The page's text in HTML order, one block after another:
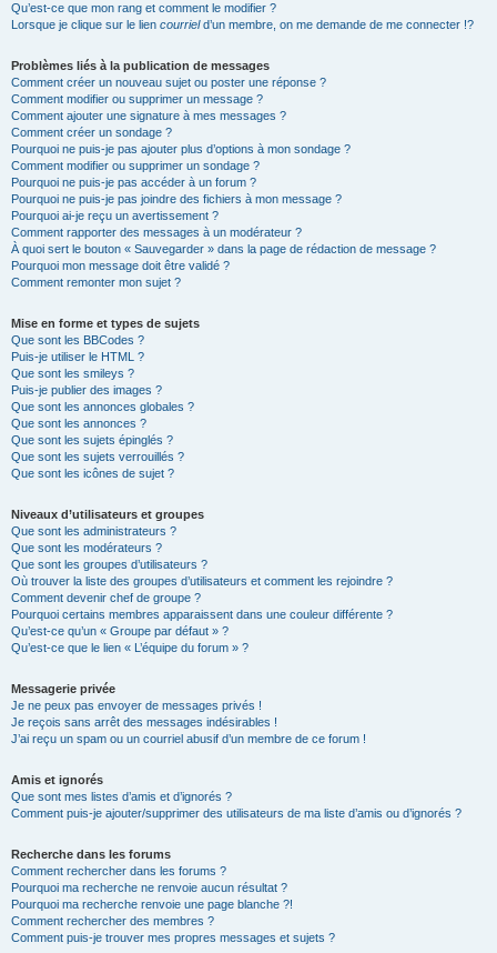
Qu’est-ce que mon rang et comment le modifier ?
Lorsque je clique sur le lien courrield’un membre, on me demande de me connecter !?
Problèmes liés à la publication de messages
Comment créer un nouveau sujet ou poster une réponse ?
Comment modifier ou supprimer un message ?
Comment ajouter une signature à mes messages ?
Comment créer un sondage ?
Pourquoi ne puis-je pas ajouter plus d’options à mon sondage ?
Comment modifier ou supprimer un sondage ?
Pourquoi ne puis-je pas accéder à un forum ?
Pourquoi ne puis-je pas joindre des fichiers à mon message ?
Pourquoi ai-je reçu un avertissement ?
Comment rapporter des messages à un modérateur ?
À quoi sert le bouton « Sauvegarder » dans la page de rédaction de message ?
Pourquoi mon message doit être validé ?
Comment remonter mon sujet ?
Mise en forme et types de sujets
Que sont les BBCodes ?
Puis-je utiliser le HTML ?
Que sont les smileys ?
Puis-je publier des images ?
Que sont les annonces globales ?
Que sont les annonces ?
Que sont les sujets épinglés ?
Que sont les sujets verrouillés ?
Que sont les icônes de sujet ?
Niveaux d’utilisateurs et groupes
Que sont les administrateurs ?
Que sont les modérateurs ?
Que sont les groupes d’utilisateurs ?
Où trouver la liste des groupes d’utilisateurs et comment les rejoindre ?
Comment devenir chef de groupe ?
Pourquoi certains membres apparaissent dans une couleur différente ?
Qu’est-ce qu’un « Groupe par défaut » ?
Qu’est-ce que le lien « L’équipe du forum » ?
Messagerie privée
Je ne peux pas envoyer de messages privés !
Je reçois sans arrêt des messages indésirables !
J’ai reçu un spam ou un courriel abusif d’un membre de ce forum !
Amis et ignorés
Que sont mes listes d’amis et d’ignorés ?
Comment puis-je ajouter/supprimer des utilisateurs de ma liste d’amis ou d’ignorés ?
Recherche dans les forums
Comment rechercher dans les forums ?
Pourquoi ma recherche ne renvoie aucun résultat ?
Pourquoi ma recherche renvoie une page blanche ?!
Comment rechercher des membres ?
Comment puis-je trouver mes propres messages et sujets ?